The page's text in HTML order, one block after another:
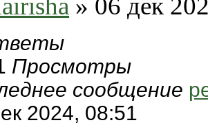
» 06 дек
Просмотры
сообщение
2024, 08:51